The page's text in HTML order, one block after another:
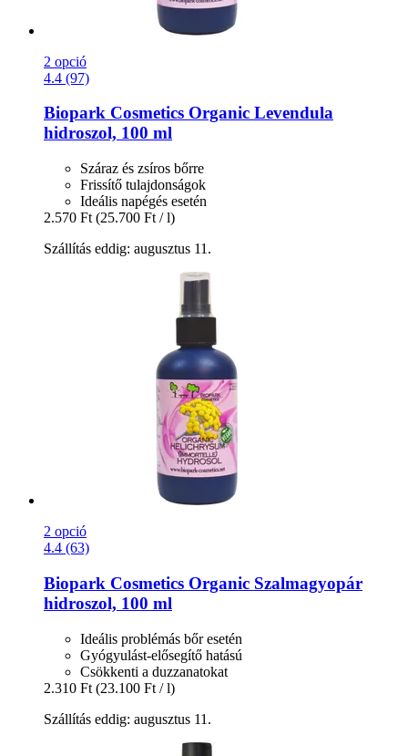
2 opció
4.4 (97)
Biopark Cosmetics Organic Levendula
hidroszol, 100 ml
Száraz és zsíros bőrre
Frissítő tulajdonságok
Ideális napégés esetén
2.570 Ft (25.700 Ft / l)
Szállítás eddig: augusztus 11.
2 opció
4.4 (63)
Biopark Cosmetics Organic Szalmagyopár
hidroszol, 100 ml
Ideális problémás bőr esetén
Gyógyulást-elősegítő hatású
Csökkenti a duzzanatokat
2.310 Ft (23.100 Ft / l)
Szállítás eddig: augusztus 11.